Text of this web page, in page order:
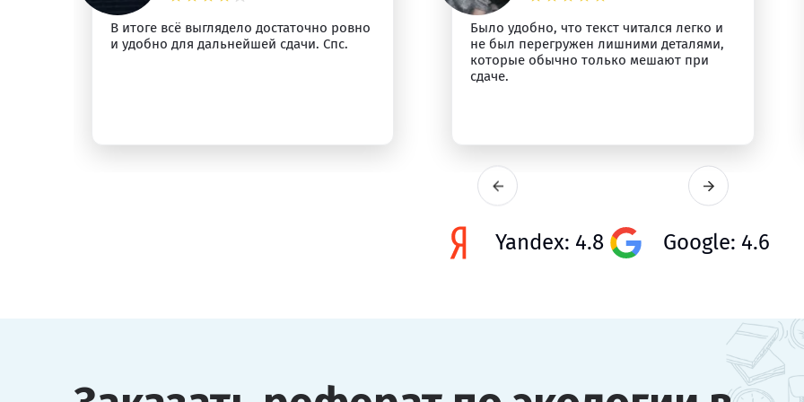
В итоге всё выглядело достаточно ровно
и удобно для дальнейшей сдачи. Спс.
Было удобно, что текст читался легко и
не был перегружен лишними деталями,
которые обычно только мешают при
сдаче.
Yandex: 4.8 Google: 4.6